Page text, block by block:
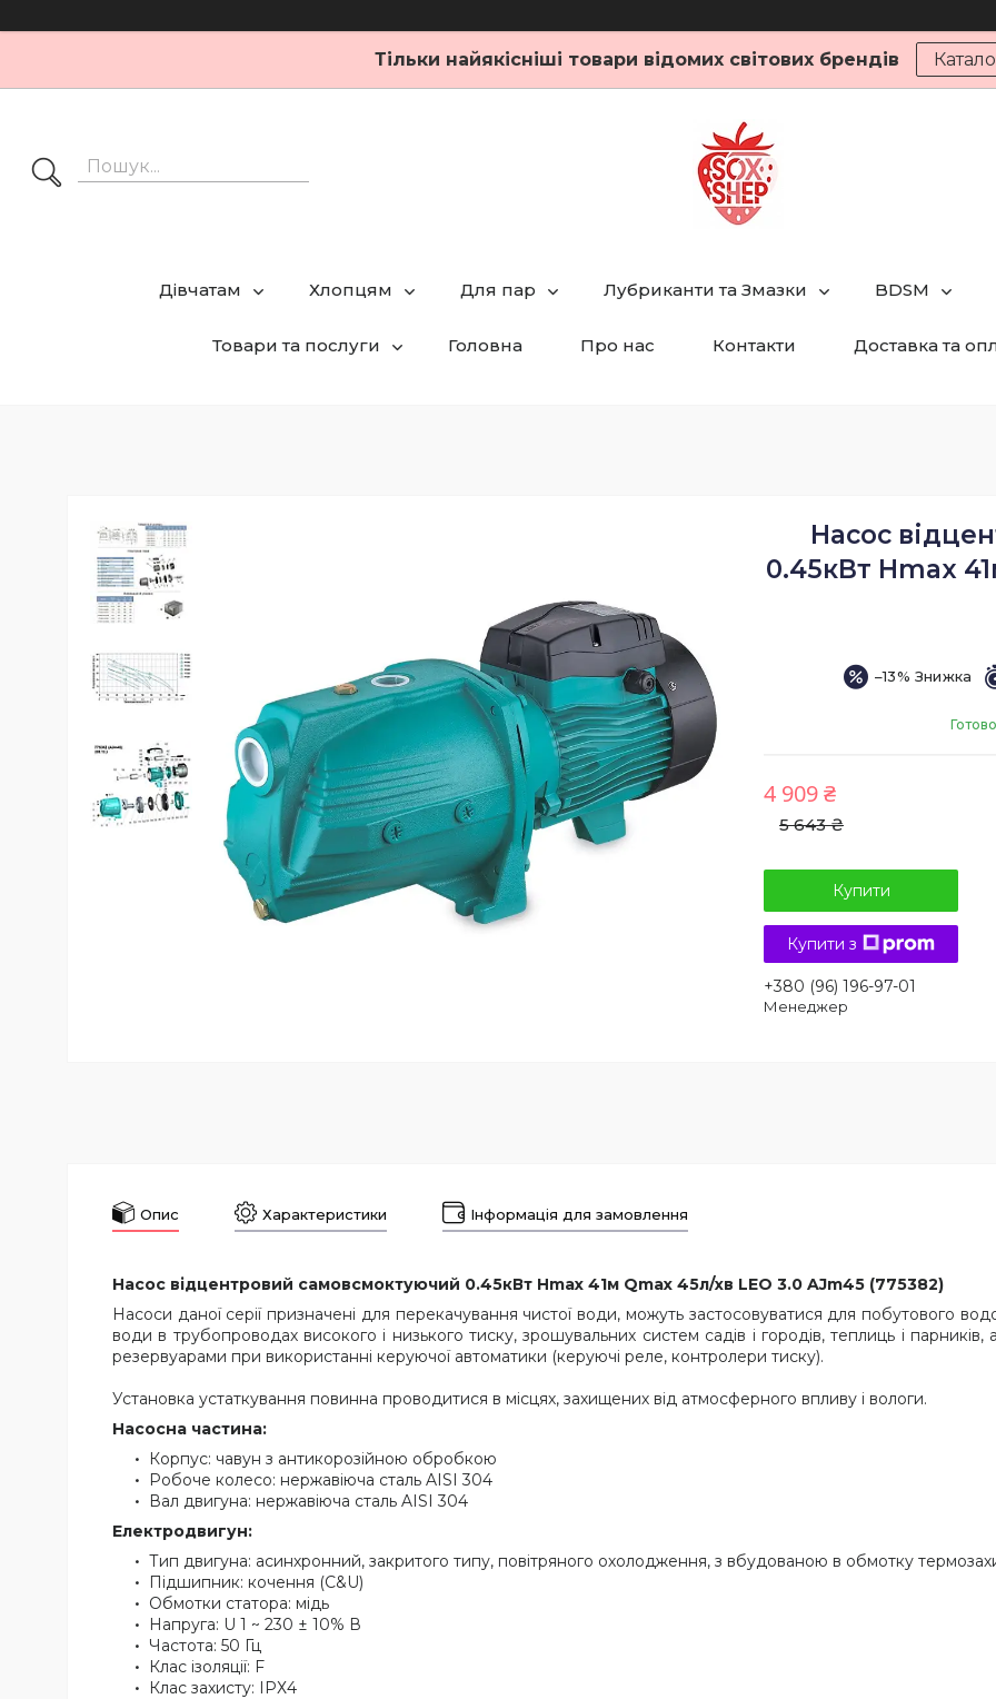
Тільки найякісніші товари відомих світових брендів
Дівчатам Хлопцям Для пар Лубриканти та Змазки BDSM
Товари та послуги Головна Про нас Контакти Доставка та
Насос
0.45кВт Hmax
–13%
5 643 ₴
4 909 ₴
Купити
Купити з
+380 (96) 196-97-01
Менеджер
Опис Характеристики Інформація для замовлення
Насос відцентровий самовсмоктуючий 0.45кВт Hmax 41м Qmax 45л/хв LEO 3.0 AJm45 (775382)
Насоси даної серії призначені для перекачування чистої води, можуть застосовуватися для побутового
води в трубопроводах високого і низького тиску, зрошувальних систем садів і городів, теплиць і
резервуарами при використанні керуючої автоматики (керуючі реле, контролери тиску).
Установка устаткування повинна проводитися в місцях, захищених від атмосферного впливу і вологи.
Насосна частина:
Корпус: чавун з антикорозійною обробкою
Робоче колесо: нержавіюча сталь AISI 304
Вал двигуна: нержавіюча сталь AISI 304
Електродвигун:
Тип двигуна: асинхронний, закритого типу, повітряного охолодження, з вбудованою в обмотку
Підшипник: кочення (C&U)
Обмотки статора: мідь
Напруга: U 1 ~ 230 ± 10% В
Частота: 50 Гц
Клас ізоляції: F
Клас захисту: IPХ4